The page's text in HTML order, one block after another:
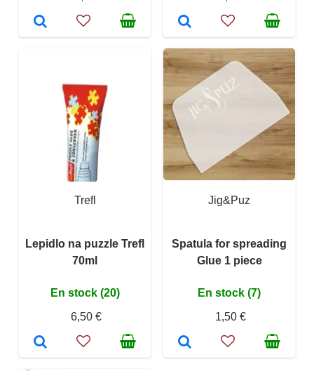
Trefl
Lepidlo na puzzle Trefl
70ml
En stock (20)
6,50 €
Jig&Puz
Spatula for spreading
Glue 1 piece
En stock (7)
1,50 €